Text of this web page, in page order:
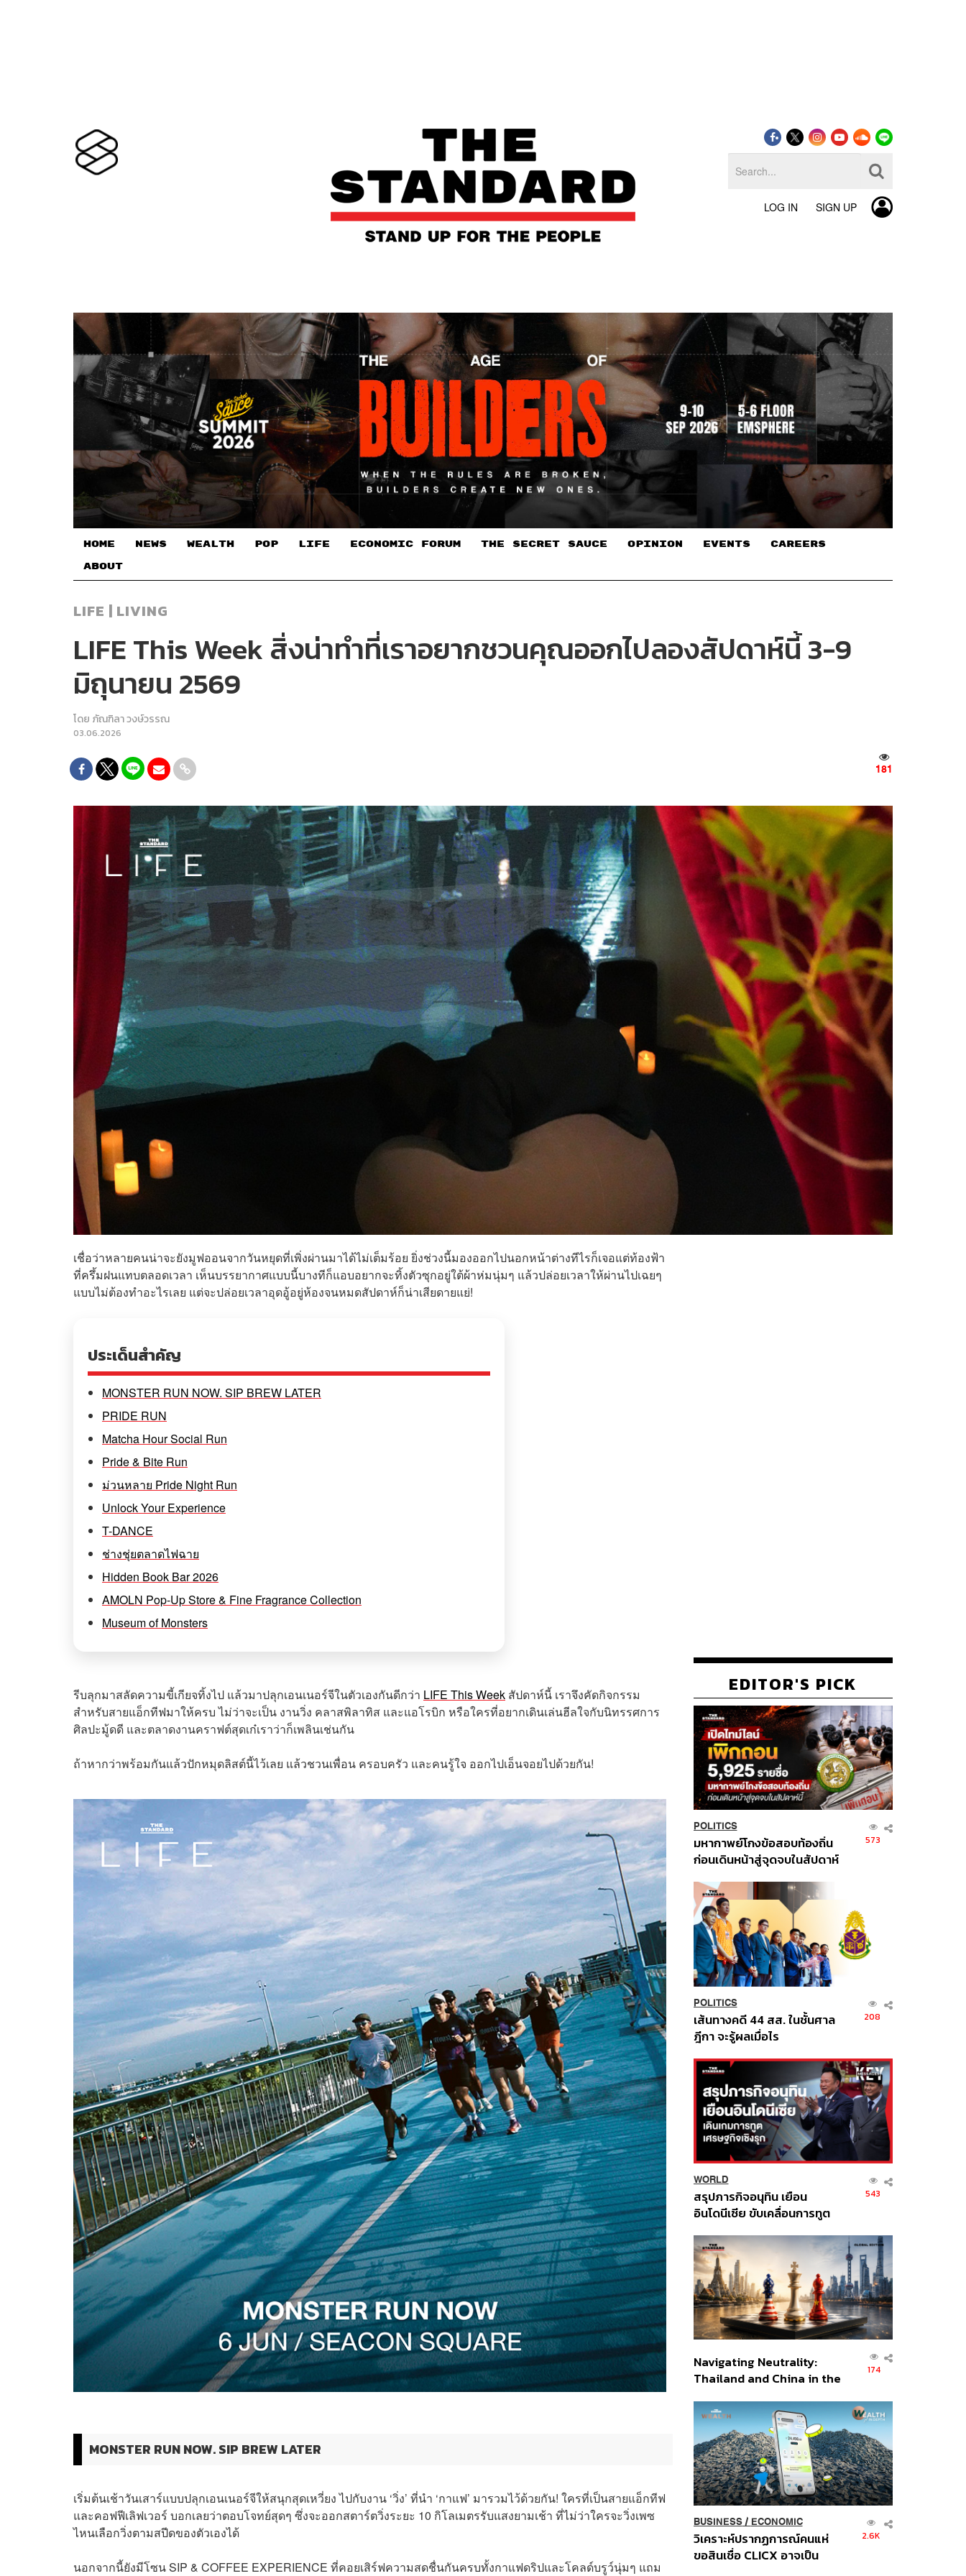
LOG IN SIGN UP
HOME NEWS WEALTH POP LIFE ECONOMIC FORUM THE SECRET SAUCE​ OPINION EVENTS CAREERS
ABOUT
LIFE | LIVING
LIFE This Week สิ่งน่าทำที่เราอยากชวนคุณออกไปลองสัปดาห์นี้ 3-9
มิถุนายน 2569
โดย ภัณฑิลา วงษ์วรรณ
03.06.2026
181
เชื่อว่าหลายคนน่าจะยังมูฟออนจากวันหยุดที่เพิ่งผ่านมาได้ไม่เต็มร้อย ยิ่งช่วงนี้มองออกไปนอกหน้าต่างทีไรก็เจอแต่ท้องฟ้า
ที่ครึ้มฝนแทบตลอดเวลา เห็นบรรยากาศแบบนี้บางทีก็แอบอยากจะทิ้งตัวซุกอยู่ใต้ผ้าห่มนุ่มๆ แล้วปล่อยเวลาให้ผ่านไปเฉยๆ
แบบไม่ต้องทำอะไรเลย แต่จะปล่อยเวลาอุดอู้อยู่ห้องจนหมดสัปดาห์ก็น่าเสียดายแย่!
ประเด็นสำคัญ
MONSTER RUN NOW. SIP BREW LATER
PRIDE RUN
Matcha Hour Social Run
Pride & Bite Run
ม่วนหลาย Pride Night Run
Unlock Your Experience
T-DANCE
ช่างชุ่ยตลาดไฟฉาย
Hidden Book Bar 2026
AMOLN Pop-Up Store & Fine Fragrance Collection
Museum of Monsters
รีบลุกมาสลัดความขี้เกียจทิ้งไป แล้วมาปลุกเอนเนอร์จีในตัวเองกันดีกว่า LIFE This Week สัปดาห์นี้ เราจึงคัดกิจกรรม
สำหรับสายแอ็กทีฟมาให้ครบ ไม่ว่าจะเป็น งานวิ่ง คลาสพิลาทิส และแอโรบิก หรือใครที่อยากเดินเล่นฮีลใจกับนิทรรศการ
ศิลปะมู้ดดี และตลาดงานคราฟต์สุดเก๋เราว่าก็เพลินเช่นกัน
ถ้าหากว่าพร้อมกันแล้วปักหมุดลิสต์นี้ไว้เลย แล้วชวนเพื่อน ครอบครัว และคนรู้ใจ ออกไปเอ็นจอยไปด้วยกัน!
MONSTER RUN NOW. SIP BREW LATER
เริ่มต้นเช้าวันเสาร์แบบปลุกเอนเนอร์จีให้สนุกสุดเหวี่ยง ไปกับงาน ‘วิ่ง’ ที่นำ ‘กาแฟ’ มารวมไว้ด้วยกัน! ใครที่เป็นสายแอ็กทีฟ
และคอฟฟีเลิฟเวอร์ บอกเลยว่าตอบโจทย์สุดๆ ซึ่งจะออกสตาร์ตวิ่งระยะ 10 กิโลเมตรรับแสงยามเช้า ที่ไม่ว่าใครจะวิ่งเพซ
ไหนเลือกวิ่งตามสปีดของตัวเองได้
นอกจากนี้ยังมีโซน SIP & COFFEE EXPERIENCE ที่คอยเสิร์ฟความสดชื่นกันครบทั้งกาแฟดริปและโคลด์บรูว์นุ่มๆ แถม
EDITOR'S PICK
POLITICS
มหากาพย์โกงข้อสอบท้องถิ่น
ก่อนเดินหน้าสู่จุดจบในสัปดาห์
573
POLITICS
เส้นทางคดี 44 สส. ในชั้นศาล
ฎีกา จะรู้ผลเมื่อไร
208
WORLD
สรุปภารกิจอนุทิน เยือน
อินโดนีเซีย ขับเคลื่อนการทูต
ส่วนยุทธศาสตร์ไทย –
อินโดนีเซีย
543
Navigating Neutrality:
Thailand and China in the
Order
174
BUSINESS/ ECONOMIC
วิเคราะห์ปรากฏการณ์คนแห่
ขอสินเชื่อ CLICX อาจเป็น
2.6K